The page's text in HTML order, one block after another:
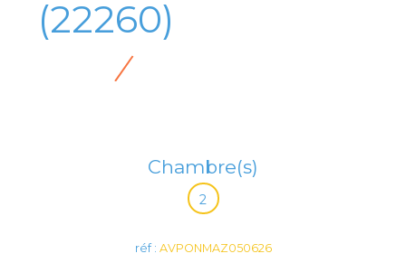
(22260)
Chambre(s)
2
réf : AVPONMAZ050626